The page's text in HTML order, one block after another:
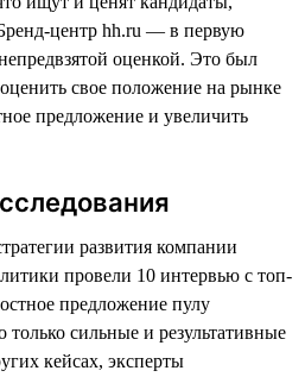
центр hh.ru — в первую
оценкой. Это был
свое положение на рынке
предложение и увеличить
развития компании
провели 10 интервью с топ-
предложение пулу
только сильные и результативные
кейсах, эксперты